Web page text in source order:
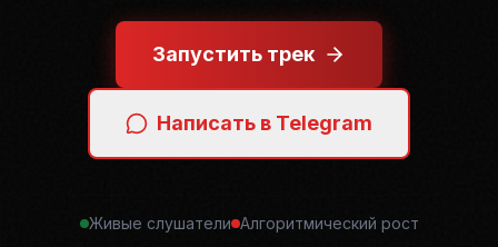
Запустить трек
Написать в Telegram
Живые слушатели Алгоритмический рост